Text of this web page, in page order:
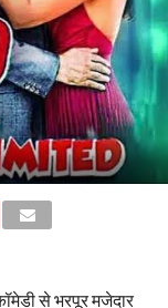
से भरपूर मजेदार